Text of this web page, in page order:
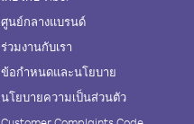
ศูนย์กลางแบรนด์
ร่วมงานกับเรา
ข้อกำหนดและนโยบาย
นโยบายความเป็นส่วนตัว